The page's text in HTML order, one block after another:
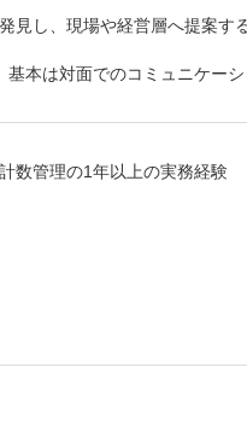
見し、現場や経営層へ提案す
本は対面でのコミュニケー
数管理の1年以上の実務経験